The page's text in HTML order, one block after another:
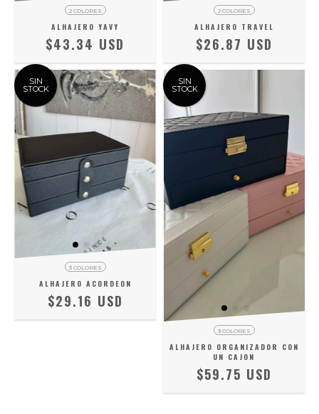
2 COLORES
ALHAJERO YAVY
$43.34 USD
2 COLORES
ALHAJERO TRAVEL
$26.87 USD
SIN
STOCK
3 COLORES
ALHAJERO ACORDEON
$29.16 USD
SIN
STOCK
3 COLORES
ALHAJERO ORGANIZADOR CON
UN CAJON
$59.75 USD